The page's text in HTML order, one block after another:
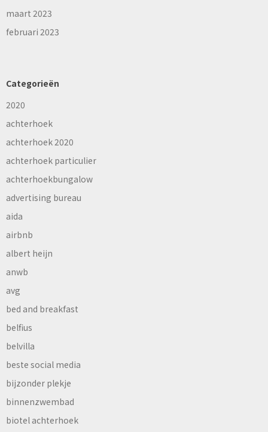
maart 2023
februari 2023
Categorieën
2020
achterhoek
achterhoek 2020
achterhoek particulier
achterhoekbungalow
advertising bureau
aida
airbnb
albert heijn
anwb
avg
bed and breakfast
belfius
belvilla
beste social media
bijzonder plekje
binnenzwembad
biotel achterhoek